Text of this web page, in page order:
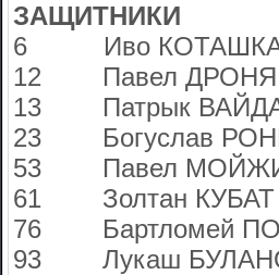
ЗАЩИТНИКИ
6 Иво КОТАШКА
12 Павел
13 Патрык
23 Богуслав
53 Павел
61 Золтан
76 Бартломей
93 Лукаш